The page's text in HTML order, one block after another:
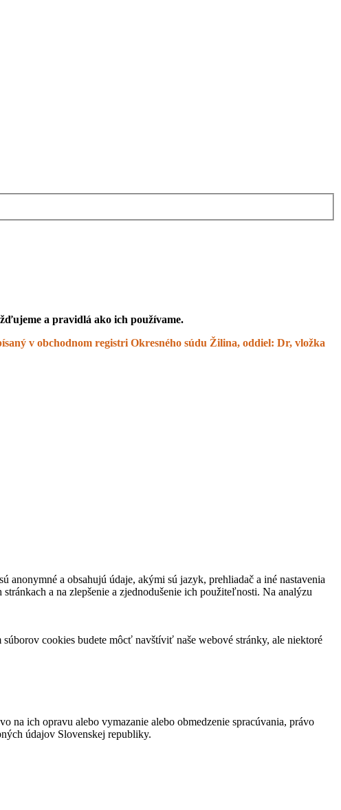
a pravidlá ako ich používame.
v obchodnom registri Okresného súdu Žilina, oddiel: Dr, vložka
anonymné a obsahujú údaje, akými sú jazyk, prehliadač a iné nastavenia
a na zlepšenie a zjednodušenie ich použiteľnosti. Na analýzu
cookies budete môcť navštíviť naše webové stránky, ale niektoré
na ich opravu alebo vymazanie alebo obmedzenie spracúvania, právo
údajov Slovenskej republiky.